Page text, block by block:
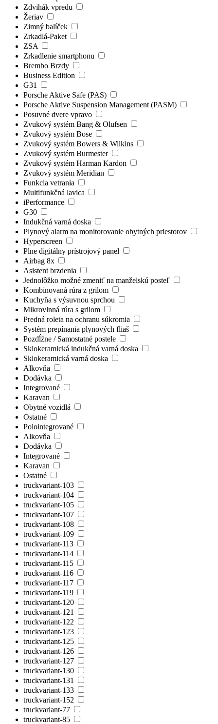
Zdvihák vpredu
Žeriav
Zimný balíček
Zrkadlá-Paket
ZSA
Zrkadlenie smartphonu
Brembo Brzdy
Business Edition
G31
Porsche Aktive Safe (PAS)
Porsche Aktive Suspension Management (PASM)
Posuvné dvere vpravo
Zvukový systém Bang & Olufsen
Zvukový systém Bose
Zvukový systém Bowers & Wilkins
Zvukový systém Burmester
Zvukový systém Harman Kardon
Zvukový systém Meridian
Funkcia vetrania
Multifunkčná lavica
iPerformance
G30
Indukčná varná doska
Plynový alarm na monitorovanie obytných priestorov
Hyperscreen
Plne digitálny prístrojový panel
Airbag 8x
Asistent brzdenia
Jednolôžko možné zmeniť na manželskú posteľ
Kombinovaná rúra z grilom
Kuchyňa s výsuvnou sprchou
Mikrovlnná rúra s grilom
Predná roleta na ochranu súkromia
Systém prepínania plynových fliaš
Pozdĺžne / Samostatné postele
Sklokeramická indukčná varná doska
Sklokeramická varná doska
Alkovňa
Dodávka
Integrované
Karavan
Obytné vozidlá
Ostatné
Polointegrované
Alkovňa
Dodávka
Integrované
Karavan
Ostatné
truckvariant-103
truckvariant-104
truckvariant-105
truckvariant-107
truckvariant-108
truckvariant-109
truckvariant-113
truckvariant-114
truckvariant-115
truckvariant-116
truckvariant-117
truckvariant-119
truckvariant-120
truckvariant-121
truckvariant-122
truckvariant-123
truckvariant-125
truckvariant-126
truckvariant-127
truckvariant-130
truckvariant-131
truckvariant-133
truckvariant-152
truckvariant-77
truckvariant-85